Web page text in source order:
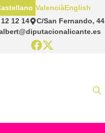
12 14
C/San Fernando, 44
ValenciàEnglish